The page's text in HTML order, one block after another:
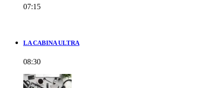
07:15
LA CABINA ULTRA
08:30